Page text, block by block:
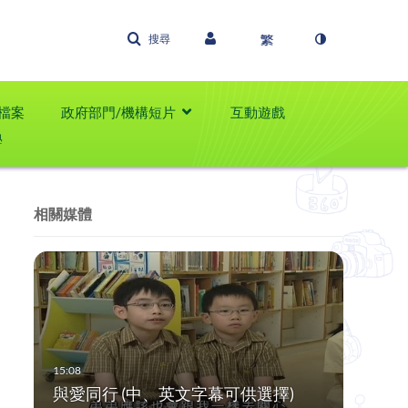
搜尋
案 政府部門/機構短片
互動遊戲
相關媒體
與愛同行 (中、英文字幕可供選擇)